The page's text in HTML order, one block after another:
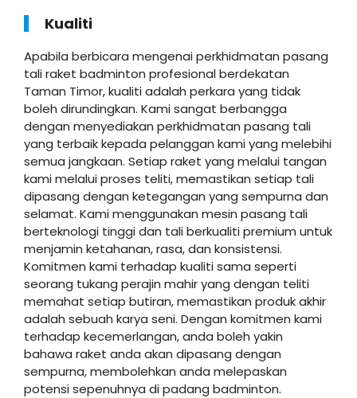
Kualiti
Apabila berbicara mengenai perkhidmatan pasang
tali raket badminton profesional berdekatan
Taman Timor, kualiti adalah perkara yang tidak
boleh dirundingkan. Kami sangat berbangga
dengan menyediakan perkhidmatan pasang tali
yang terbaik kepada pelanggan kami yang melebihi
semua jangkaan. Setiap raket yang melalui tangan
kami melalui proses teliti, memastikan setiap tali
dipasang dengan ketegangan yang sempurna dan
selamat. Kami menggunakan mesin pasang tali
berteknologi tinggi dan tali berkualiti premium untuk
menjamin ketahanan, rasa, dan konsistensi.
Komitmen kami terhadap kualiti sama seperti
seorang tukang perajin mahir yang dengan teliti
memahat setiap butiran, memastikan produk akhir
adalah sebuah karya seni. Dengan komitmen kami
terhadap kecemerlangan, anda boleh yakin
bahawa raket anda akan dipasang dengan
sempurna, membolehkan anda melepaskan
potensi sepenuhnya di padang badminton.